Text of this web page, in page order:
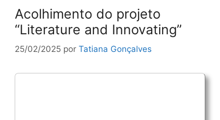
Acolhimento do projeto
“Literature and Innovating”
25/02/2025 por Tatiana Gonçalves